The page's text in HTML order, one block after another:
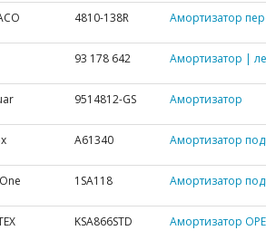
4810-138R Амортизатор
93 178 642 Амортизатор |
9514812-GS Амортизатор
A61340 Амортизатор
1SA118 Амортизатор
KSA866STD Амортизатор